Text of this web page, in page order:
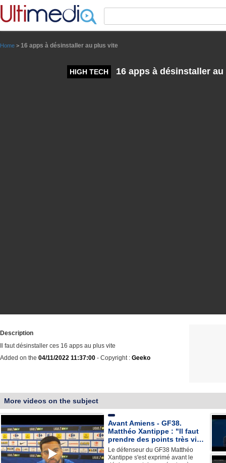
Home > 16 apps à désinstaller au plus vite
HIGH TECH 16 apps à désinstaller
Description
Il faut désinstaller ces 16 apps au plus vite
Added on the 04/11/2022 11:37:00 - Copyright : Geeko
More videos on the subject
Avant Amiens - GF38.
Matthéo Xantippe : "Il faut
prendre des points très vi…
Le défenseur du GF38 Matthéo
Xantippe s'est exprimé avant le
Panneau de gestion des cookies